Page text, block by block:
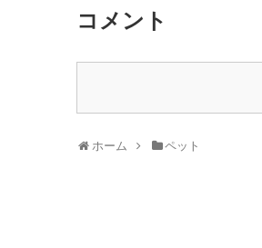
コメント
ホーム ペット